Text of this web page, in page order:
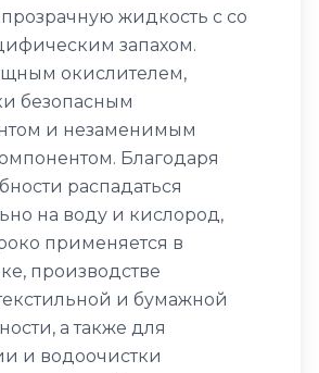
жидкость с со
запахом.
окислителем,
безопасным
и незаменимым
Благодаря
распадаться
на воду и кислород,
применяется в
производстве
и бумажной
а также для
и водоочистки